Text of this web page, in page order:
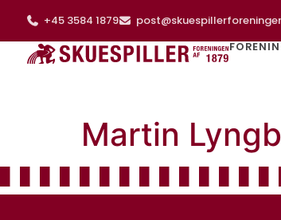
+45 3584 1879
Martin